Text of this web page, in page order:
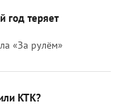
год теряет
«За рулём»
КТК?